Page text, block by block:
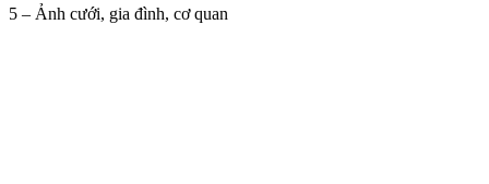
5 – Ảnh cưới, gia đình, cơ quan